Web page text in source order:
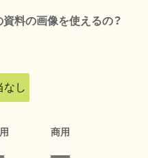
料の画像を使えるの？
なし
商用